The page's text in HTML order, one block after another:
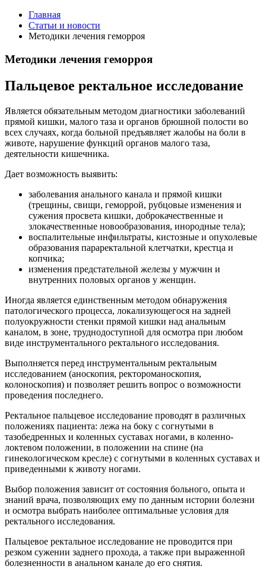
Главная
Статьи и новости
Методики лечения геморроя
Методики лечения геморроя
Пальцевое ректальное исследование
Является обязательным методом диагностики заболеваний
прямой кишки, малого таза и органов брюшной полости во
всех случаях, когда больной предъявляет жалобы на боли в
животе, нарушение функций органов малого таза,
деятельности кишечника.
Дает возможность выявить:
заболевания анального канала и прямой кишки
(трещины, свищи, геморрой, рубцовые изменения и
сужения просвета кишки, доброкачественные и
злокачественные новообразования, инородные тела);
воспалительные инфильтраты, кистозные и опухолевые
образования параректальной клетчатки, крестца и
копчика;
изменения предстательной железы у мужчин и
внутренних половых органов у женщин.
Иногда является единственным методом обнаружения
патологического процесса, локализующегося на задней
полуокружности стенки прямой кишки над анальным
каналом, в зоне, труднодоступной для осмотра при любом
виде инструментального ректального исследования.
Выполняется перед инструментальным ректальным
исследованием (аноскопия, ректороманоскопия,
колоноскопия) и позволяет решить вопрос о возможности
проведения последнего.
Ректальное пальцевое исследование проводят в различных
положениях пациента: лежа на боку с согнутыми в
тазобедренных и коленных суставах ногами, в коленно-
локтевом положении, в положении на спине (на
гинекологическом кресле) с согнутыми в коленных суставах и
приведенными к животу ногами.
Выбор положения зависит от состояния больного, опыта и
знаний врача, позволяющих ему по данным истории болезни
и осмотра выбрать наиболее оптимальные условия для
ректального исследования.
Пальцевое ректальное исследование не проводится при
резком сужении заднего прохода, а также при выраженной
болезненности в анальном канале до его снятия.